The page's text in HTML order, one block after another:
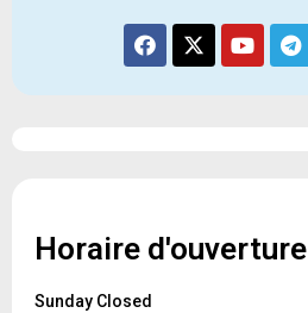
Horaire d'ouverture
Sunday Closed